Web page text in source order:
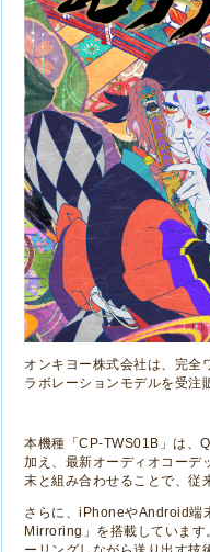
オンキヨー株式会社は、完全
ラボレーションモデルを受注
本機種「 CP-TWS01B 」は、
加え、最新オーディオコーデ
末と組み合わせることで、従
さらに、 iPhoneやAndroid端
Mirroring 」を搭載していま